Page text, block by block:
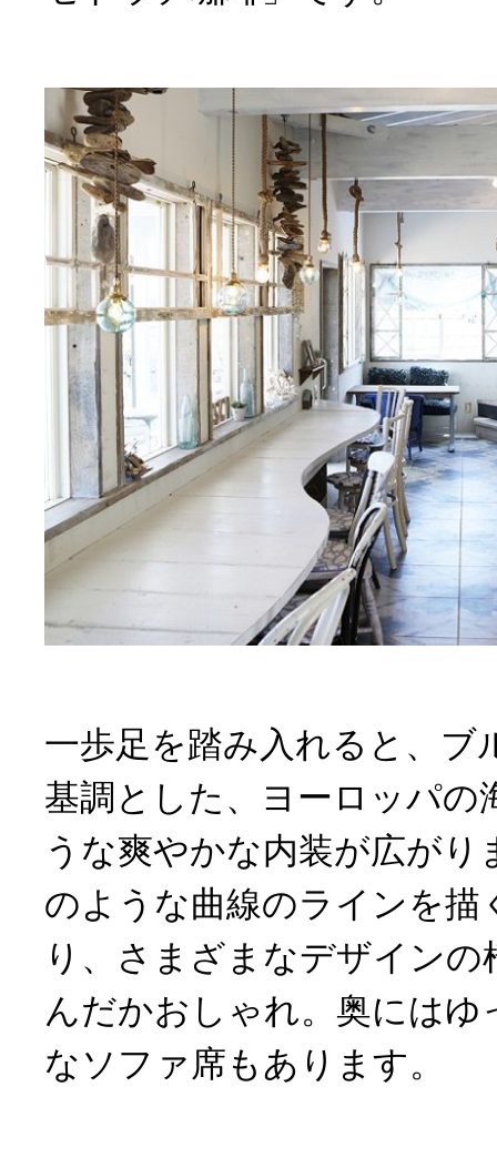
一歩足を踏み入れると、ブ
基調とした、ヨーロッパの
うな爽やかな内装が広がり
のような曲線のラインを描
り、さまざまなデザイン
んだかおしゃれ。奥には
なソファ席もあります。